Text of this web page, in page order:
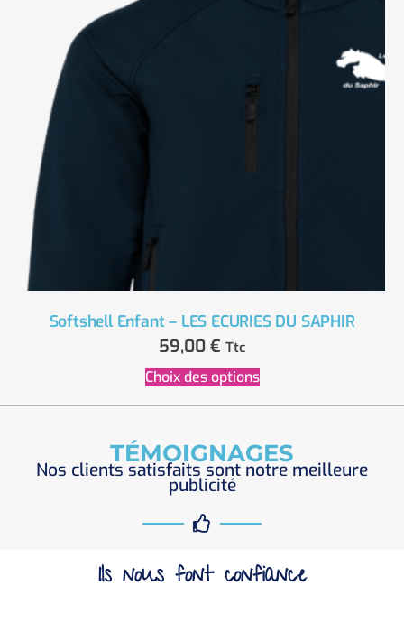
Softshell Enfant – LES ECURIES DU SAPHIR
59,00 € Ttc
Choix des options
TÉMOIGNAGES
Nos clients satisfaits sont notre meilleure
publicité
Ils nous font confiance